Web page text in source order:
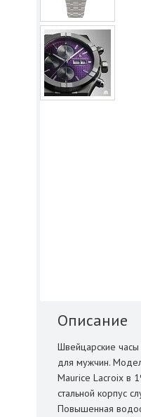
Описание
Швейцарские
для мужчин.
Maurice Lacroix в
стальной корпус
Повышенная